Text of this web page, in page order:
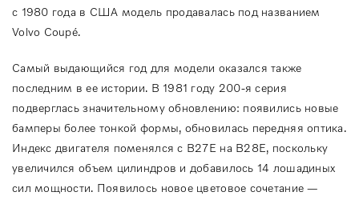
с 1980 года в США модель продавалась под названием
Volvo Coupé.
Самый выдающийся год для модели оказался также
последним в ее истории. В 1981 году 200-я серия
подверглась значительному обновлению: появились новые
бамперы более тонкой формы, обновилась передняя оптика.
Индекс двигателя поменялся с B27E на B28E, поскольку
увеличился объем цилиндров и добавилось 14 лошадиных
сил мощности. Появилось новое цветовое сочетание —